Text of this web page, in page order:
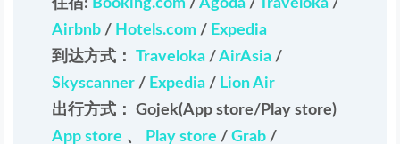
住宿: Booking.com /Agoda /Traveloka /
Airbnb / Hotels.com / Expedia
到达方式：Traveloka /AirAsia /
Skyscanner / Expedia / Lion Air
出行方式： Gojek(App store/Play store)
App store 、 Play store /Grab /